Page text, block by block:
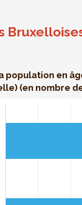
population en
(en nombre
et des
en âge de
displaying